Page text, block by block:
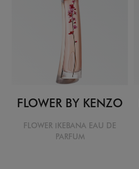
FLOWER BY KENZO
FLOWER IKEBANA EAU DE
PARFUM